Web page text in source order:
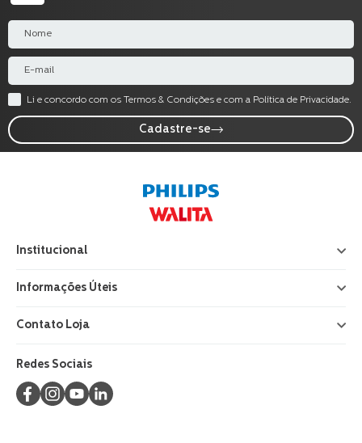
Li e concordo com os Termos & Condições e com a Política de Privacidade.
Cadastre-se
Institucional +
Informações Úteis +
Contato Loja +
Redes Sociais